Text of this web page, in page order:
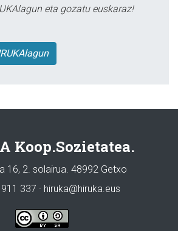
eta gozatu euskaraz!
Koop.Sozietatea.
16, 2. solairua. 48992 Getxo
337 · hiruka@hiruka.eus